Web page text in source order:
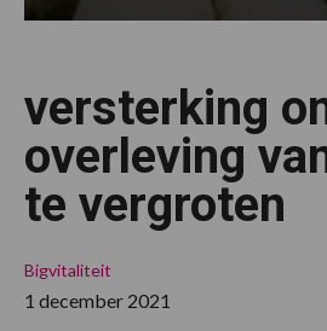
versterking
overleving
te vergroten
Bigvitaliteit
1 december 2021